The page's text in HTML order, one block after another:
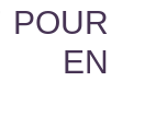
POUR
EN